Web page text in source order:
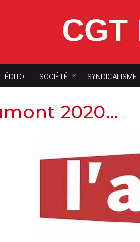
CGT
ÉDITO SOCIÉTÉ SYNDICALISME
2020…